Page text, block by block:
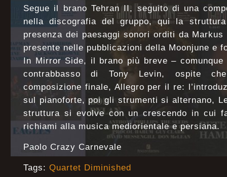
Segue il brano Tehran II, seguito di una
nella discografia del gruppo, qui la
presenza dei paesaggi sonori orditi da
presente nelle pubblicazioni della Moonjune e
In Mirror Side, il brano più breve –
contrabbasso di Tony Levin, ospite
composizione finale, Allegro per il re:
sul pianoforte, poi gli strumenti si alternano,
struttura si evolve con un crescendo in cui
richiami alla musica mediorientale e persiana.
Paolo Crazy Carnevale
Tags: Quartet Diminished